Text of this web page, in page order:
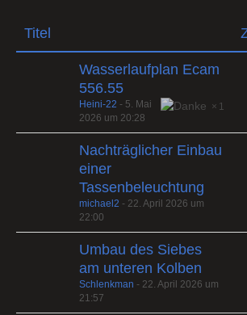
Titel
Wasserlaufplan Ecam
556.55
1
Heini-22 - 5. Mai
2026 um 20:28
Nachträglicher Einbau
einer
Tassenbeleuchtung
michael2 - 22. April 2026 um
22:00
Umbau des Siebes
am unteren Kolben
Schlenkman - 22. April 2026 um
21:57